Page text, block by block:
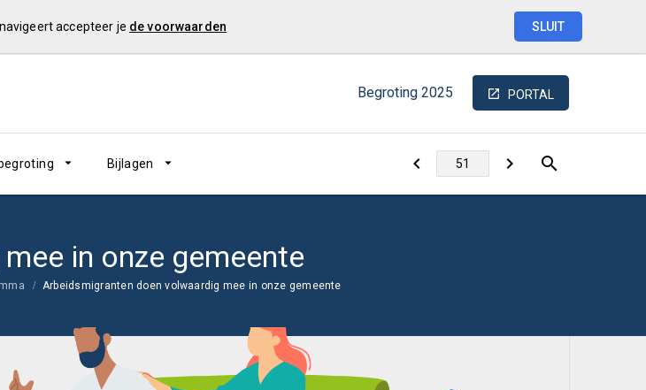
accepteer je de voorwaarden SLUIT
Begroting 2025 PORTAL
Bijlagen
in onze gemeente
Arbeidsmigranten doen volwaardig mee in onze gemeente